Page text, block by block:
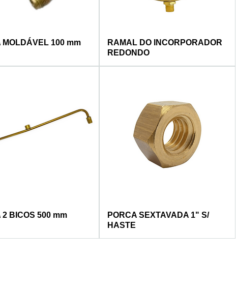
MOLDÁVEL 100 mm
RAMAL DO INCORPORADOR
REDONDO
2 BICOS 500 mm
PORCA SEXTAVADA 1" S/
HASTE